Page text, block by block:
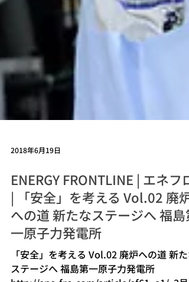
2018年6月19日
ENERGY FRONTLINE | エネフロ
| 「安全」を考える Vol.02 廃炉
への道 新たなステージへ 福島第